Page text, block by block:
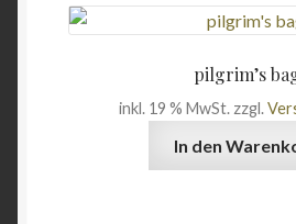
Andenken
pilgrim’s
inkl. 19 % MwSt. zzgl.
In den